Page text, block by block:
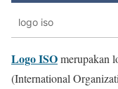
logo iso
Logo ISOmerupakan
(International